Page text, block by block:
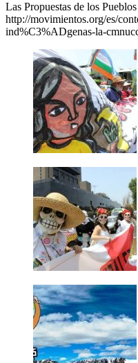
Las Propuestas de los
http://movimientos.org/es/
ind%C3%ADgenas-la-